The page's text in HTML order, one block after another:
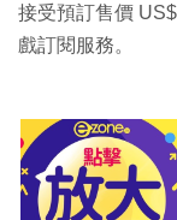
接受預訂售價
戲訂閱服務。